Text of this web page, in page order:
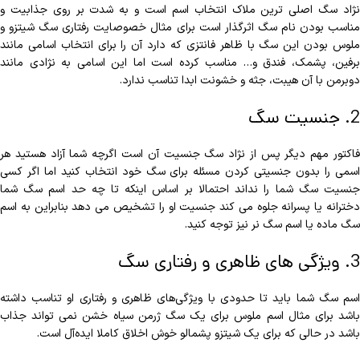
نژاد سگ اصلی ترین ملاک انتخاب اسم است و به شدت بر روی جذابیت و
مناسب بودن نام سگ اثرگذار است برای مثال خصوصایت رفتاری سگ شیتزو و
ملوس بودن این سگ با ظاهر فانتزی که دارد آن را برای انتخاب اسامی مانند
برفین، پشمک، فندق و… مناسب کرده است اما این اسامی به نژادی مانند
دوبرمن با آن هیبت، جثه و خشونت ابدا تناسب ندارد.
2. جنسیت سگ
فاکتور مهم دیگر پس از نژاد سگ جنسیت آن است اگرچه شما آزاد هستید هر
اسمی را بدون جنسیتی کردن مسئله برای سگ خود انتخاب کنید اما اگر کسی
جنسیت سگ شما را نداند احتمالا بر اساس اینکه تا چه حد اسم سگ شما
دخترانه یا پسرانه جلوه می‌ کند جنسیت او را تشخیص می دهد بنابراین به اسم
سگ ماده یا اسم سگ نر نیز توجه کنید.
3. ویژگی های ظاهری و رفتاری سگ
اسم سگ شما باید تا حدودی با ویژگی‌های ظاهری و رفتاری او تناسب داشته
باشد برای مثال اسم ملوس برای یک سگ ژرمن سیاه خشن نمی‌ تواند جذاب
باشد در حالی که برای یک شیتزو پشمالو خوش اخلاق کاملا ایده‌آل است.